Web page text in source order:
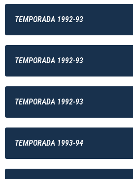
TEMPORADA 1992-93
TEMPORADA 1992-93
TEMPORADA 1992-93
TEMPORADA 1993-94